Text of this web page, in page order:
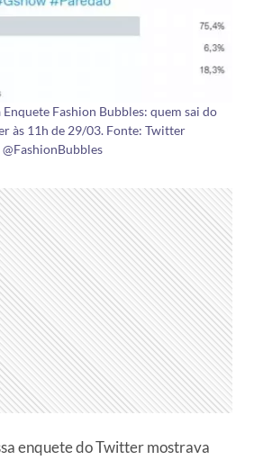
Fashion Bubbles: quem sai do
às 11h de 29/03. Fonte: Twitter
@FashionBubbles
enquete do Twitter mostrava